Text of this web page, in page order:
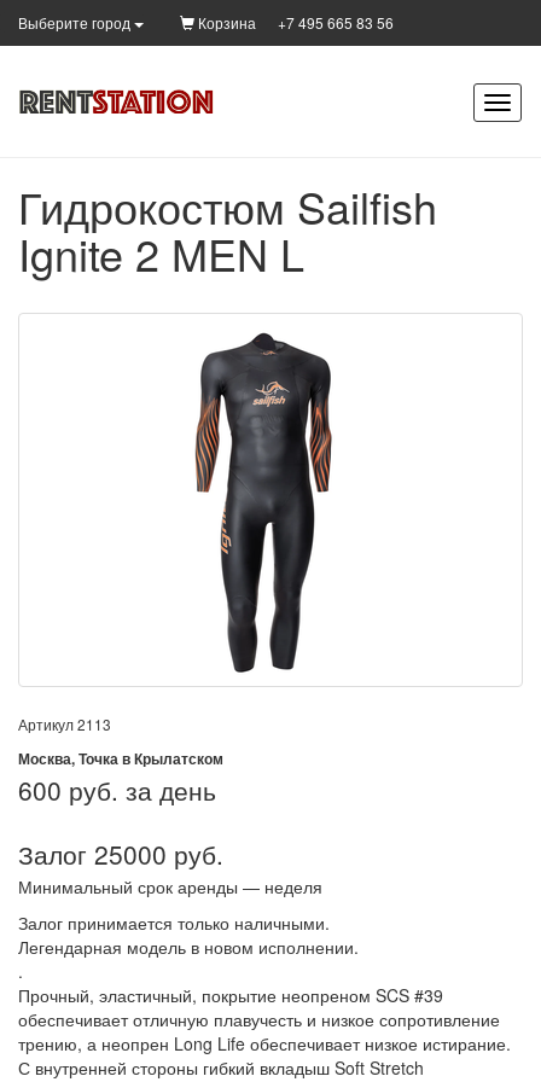
Выберите город Корзина +7 495 665 83 56
Гидрокостюм Sailfish
Ignite 2 MEN L
Артикул2113
Москва, Точка в Крылатском
600 руб. за день
Залог 25000 руб.
Минимальный срок аренды — неделя
Залог принимается только наличными.
Легендарная модель в новом исполнении.
.
Прочный, эластичный, покрытие неопреном SCS #39
обеспечивает отличную плавучесть и низкое сопротивление
трению, а неопрен Long Life обеспечивает низкое истирание.
С внутренней стороны гибкий вкладыш Soft Stretch